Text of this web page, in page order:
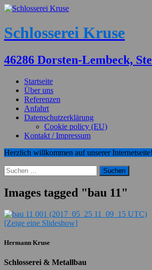
Schlosserei Kruse
46286 Dorsten-Lembeck,
Startseite
Über uns
Referenzen
Anfahrt
Datenschutzerklärung
Cookie policy (EU)
Kontakt / Impressum
Herzlich willkommen auf unserer Internetseite!
Suchen
nach:
Images tagged "bau 11"
[Zeige eine Slideshow]
Hermann Kruse
Schlosserei & Metallbau